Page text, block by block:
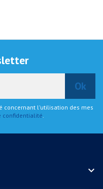
concernant l'utilisation des mes
confidentialité
